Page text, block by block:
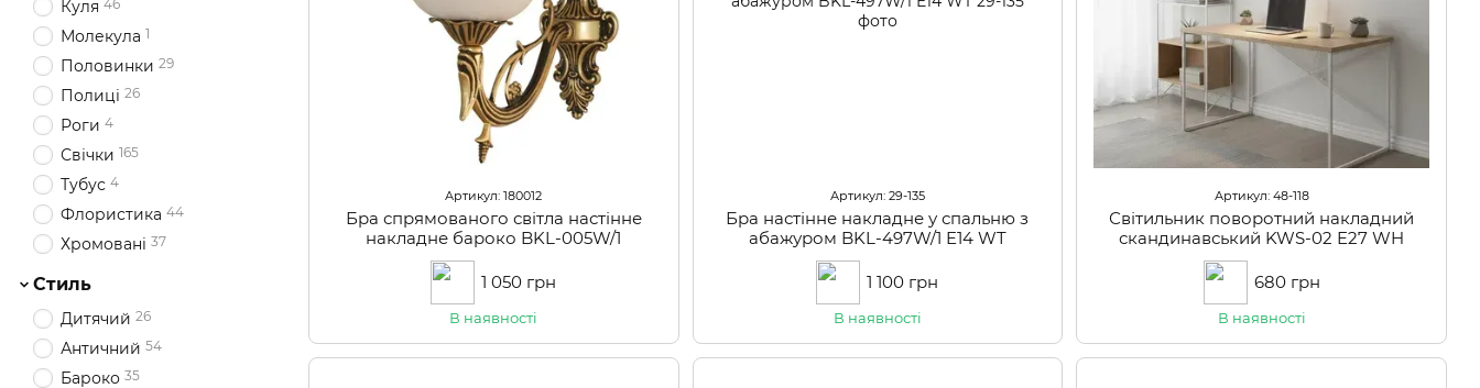
Артикул: 180012
Бра спрямованого світла настінне
накладне бароко BKL-005W/1
1 050 грн
В наявності
Артикул: 29-135
Бра настінне накладне у спальню з
абажуром BKL-497W/1 E14 WT
1 100 грн
В наявності
Артикул: 48-118
Світильник поворотний накладний
скандинавський KWS-02 E27 WH
680 грн
В наявності
Куля 46
Молекула 1
Половинки 29
Полиці 26
Роги 4
Свічки 165
Тубус 4
Флористика 44
Хромовані 37
Стиль
Дитячий 26
Античний 54
Бароко 35